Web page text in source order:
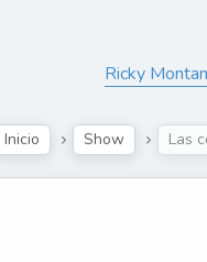
Ricky
Inicio Show Las